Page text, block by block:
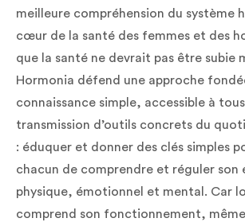
meilleure compréhension du système
cœur de la santé des femmes et des
que la santé ne devrait pas être subie
Hormonia défend une approche
connaissance simple, accessible à
transmission d’outils concrets du
: éduquer et donner des clés simples
chacun de comprendre et réguler son
physique, émotionnel et mental. Car
comprend son fonctionnement,